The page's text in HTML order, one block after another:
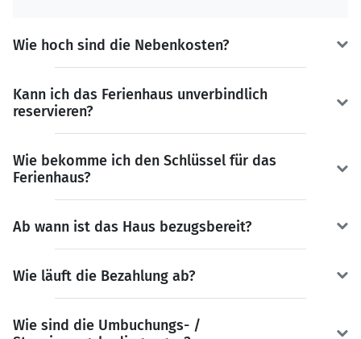
Wie hoch sind die Nebenkosten?
Kann ich das Ferienhaus unverbindlich
reservieren?
Wie bekomme ich den Schlüssel für das
Ferienhaus?
Ab wann ist das Haus bezugsbereit?
Wie läuft die Bezahlung ab?
Wie sind die Umbuchungs- /